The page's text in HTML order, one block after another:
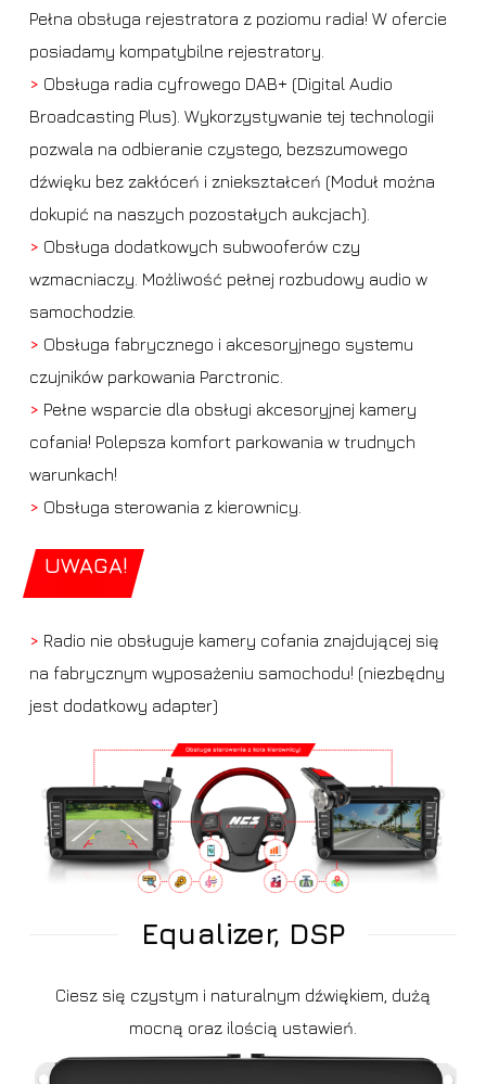
Pełna obsługa rejestratora z poziomu radia! W ofercie
posiadamy kompatybilne rejestratory.
> Obsługa radia cyfrowego DAB+ (Digital Audio
Broadcasting Plus). Wykorzystywanie tej technologii
pozwala na odbieranie czystego, bezszumowego
dźwięku bez zakłóceń i zniekształceń (Moduł można
dokupić na naszych pozostałych aukcjach).
> Obsługa dodatkowych subwooferów czy
wzmacniaczy. Możliwość pełnej rozbudowy audio w
samochodzie.
> Obsługa fabrycznego i akcesoryjnego systemu
czujników parkowania Parctronic.
> Pełne wsparcie dla obsługi akcesoryjnej kamery
cofania! Polepsza komfort parkowania w trudnych
warunkach!
> Obsługa sterowania z kierownicy.
UWAGA!
> Radio nie obsługuje kamery cofania znajdującej się
na fabrycznym wyposażeniu samochodu! (niezbędny
jest dodatkowy adapter)
Equalizer, DSP
Ciesz się czystym i naturalnym dźwiękiem, dużą
mocną oraz ilością ustawień.